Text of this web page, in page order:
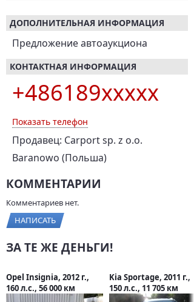
ДОПОЛНИТЕЛЬНАЯ ИНФОРМАЦИЯ
Предложение автоаукциона
КОНТАКТНАЯ ИНФОРМАЦИЯ
+486189xxxxx
Показать телефон
Продавец: Carport sp. z o.o.
Baranowo (Польша)
КОММЕНТАРИИ
Комментариев нет.
НАПИСАТЬ
ЗА ТЕ ЖЕ ДЕНЬГИ!
Opel Insignia, 2012 г.,
160 л.с., 56 000 км
Kia Sportage, 2011 г.,
150 л.с., 11 705 км